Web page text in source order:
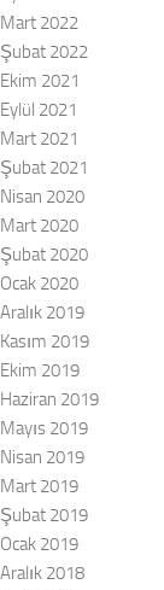
Mart 2022
Şubat 2022
Ekim 2021
Eylül 2021
Mart 2021
Şubat 2021
Nisan 2020
Mart 2020
Şubat 2020
Ocak 2020
Aralık 2019
Kasım 2019
Ekim 2019
Haziran 2019
Mayıs 2019
Nisan 2019
Mart 2019
Şubat 2019
Ocak 2019
Aralık 2018